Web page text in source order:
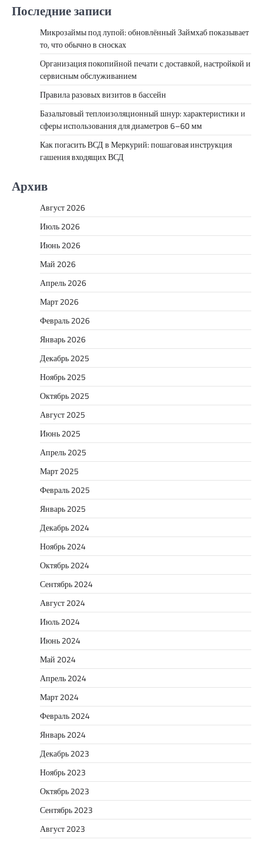
Последние записи
Микрозаймы под лупой: обновлённый Займхаб показывает
то, что обычно в сносках
Организация покопийной печати с доставкой, настройкой и
сервисным обслуживанием
Правила разовых визитов в бассейн
Базальтовый теплоизоляционный шнур: характеристики и
сферы использования для диаметров 6–60 мм
Как погасить ВСД в Меркурий: пошаговая инструкция
гашения входящих ВСД
Архив
Август 2026
Июль 2026
Июнь 2026
Май 2026
Апрель 2026
Март 2026
Февраль 2026
Январь 2026
Декабрь 2025
Ноябрь 2025
Октябрь 2025
Август 2025
Июнь 2025
Апрель 2025
Март 2025
Февраль 2025
Январь 2025
Декабрь 2024
Ноябрь 2024
Октябрь 2024
Сентябрь 2024
Август 2024
Июль 2024
Июнь 2024
Май 2024
Апрель 2024
Март 2024
Февраль 2024
Январь 2024
Декабрь 2023
Ноябрь 2023
Октябрь 2023
Сентябрь 2023
Август 2023